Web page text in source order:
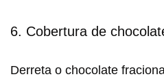
6. Cobertura de
Derreta o chocolate